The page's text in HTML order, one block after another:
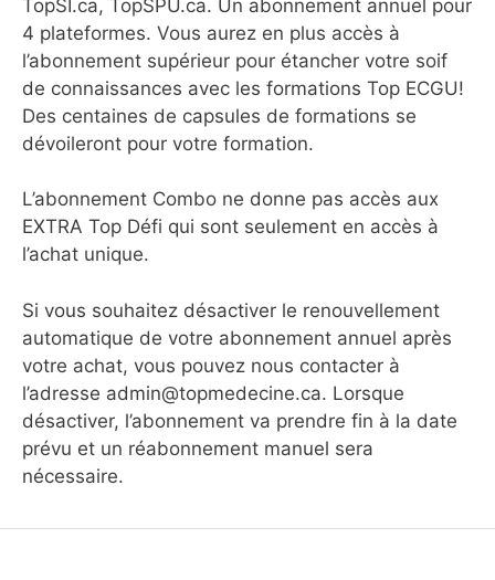
TopSI.ca, TopSPU.ca. Un abonnement annuel pour
4 plateformes. Vous aurez en plus accès à
l’abonnement supérieur pour étancher votre soif
de connaissances avec les formations Top ECGU!
Des centaines de capsules de formations se
dévoileront pour votre formation.
L’abonnement Combo ne donne pas accès aux
EXTRA Top Défi qui sont seulement en accès à
l’achat unique.
Si vous souhaitez désactiver le renouvellement
automatique de votre abonnement annuel après
votre achat, vous pouvez nous contacter à
l’adresse admin@topmedecine.ca. Lorsque
désactiver, l’abonnement va prendre fin à la date
prévu et un réabonnement manuel sera
nécessaire.